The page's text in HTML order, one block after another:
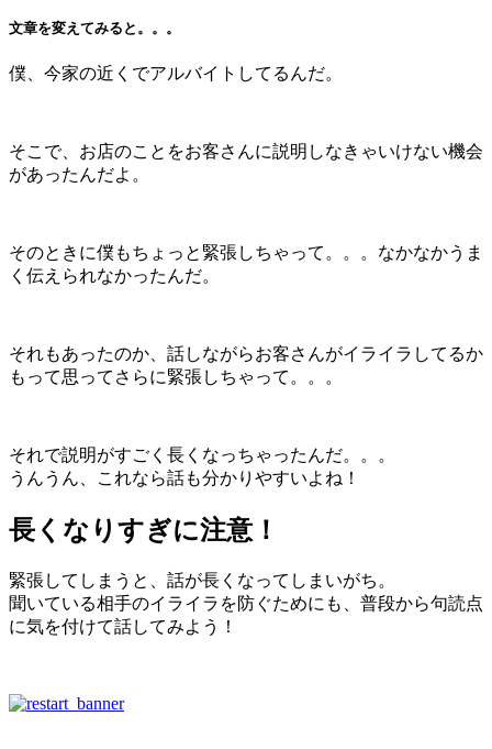
文章を変えてみると。。。
僕、今家の近くでアルバイトしてるんだ。
そこで、お店のことをお客さんに説明しなきゃいけない機会
があったんだよ。
そのときに僕もちょっと緊張しちゃって。。。なかなかうま
く伝えられなかったんだ。
それもあったのか、話しながらお客さんがイライラしてるか
もって思ってさらに緊張しちゃって。。。
それで説明がすごく長くなっちゃったんだ。。。
うんうん、これなら話も分かりやすいよね！
長くなりすぎに注意！
緊張してしまうと、話が長くなってしまいがち。
聞いている相手のイライラを防ぐためにも、普段から句読点
に気を付けて話してみよう！